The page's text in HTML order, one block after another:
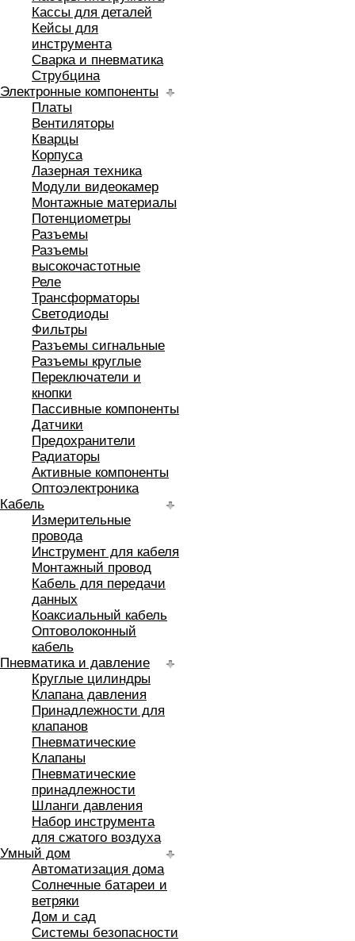
Кассы для деталей
Кейсы для
инструмента
Сварка и пневматика
Струбцина
Электронные компоненты
Платы
Вентиляторы
Кварцы
Корпуса
Лазерная техника
Модули видеокамер
Монтажные материалы
Потенциометры
Разъемы
Разъемы
высокочастотные
Реле
Трансформаторы
Светодиоды
Фильтры
Разъемы сигнальные
Разъемы круглые
Переключатели и
кнопки
Пассивные компоненты
Датчики
Предохранители
Радиаторы
Активные компоненты
Оптоэлектроника
Кабель
Измерительные
провода
Инструмент для кабеля
Монтажный провод
Кабель для передачи
данных
Коаксиальный кабель
Оптоволоконный
кабель
Пневматика и давление
Круглые цилиндры
Клапана давления
Принадлежности для
клапанов
Пневматические
Клапаны
Пневматические
принадлежности
Шланги давления
Набор инструмента
для сжатого воздуха
Умный дом
Автоматизация дома
Солнечные батареи и
ветряки
Дом и сад
Системы безопасности